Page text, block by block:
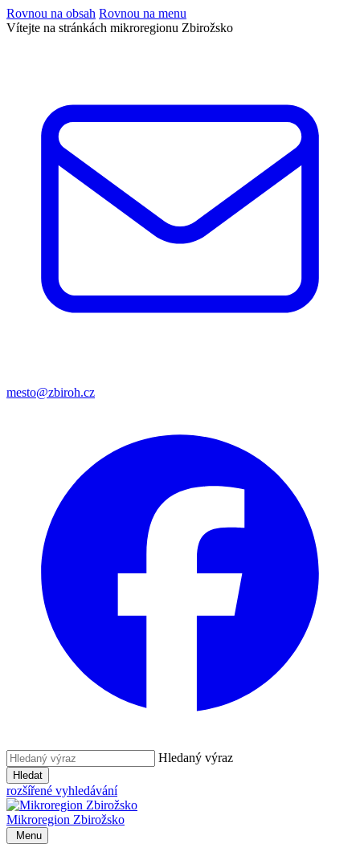
Rovnou na obsah Rovnou na menu
Vítejte na stránkách mikroregionu Zbirožsko
mesto@zbiroh.cz
Hledaný výraz
Hledat
rozšířené vyhledávání
Mikroregion Zbirožsko
Menu